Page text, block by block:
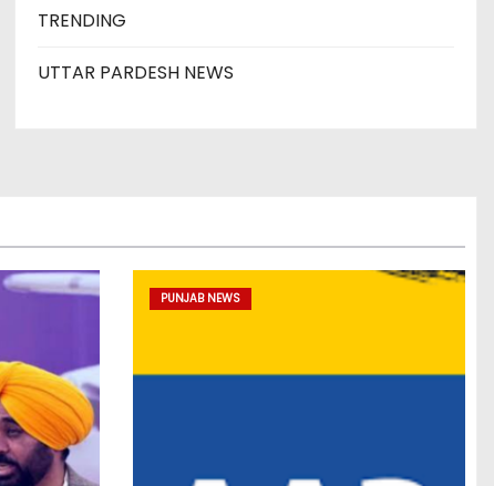
TRENDING
UTTAR PARDESH NEWS
PUNJAB NEWS